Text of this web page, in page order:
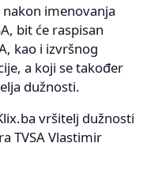
imenovanja
bit će raspisan
kao i izvršnog
a koji se također
dužnosti.
vršitelj dužnosti
TVSA Vlastimir